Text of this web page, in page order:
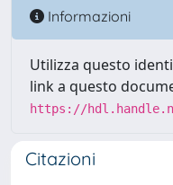
Informazioni
Utilizza questo
link a questo
https://
Citazioni